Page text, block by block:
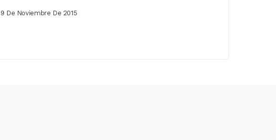
9 De Noviembre De 2015